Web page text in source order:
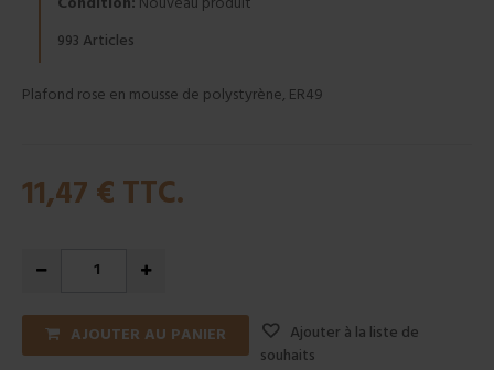
993 Articles
Plafond rose en mousse de polystyrène, ER49
11,47 € TTC.
AJOUTER AU PANIER
Ajouter à la liste de
souhaits